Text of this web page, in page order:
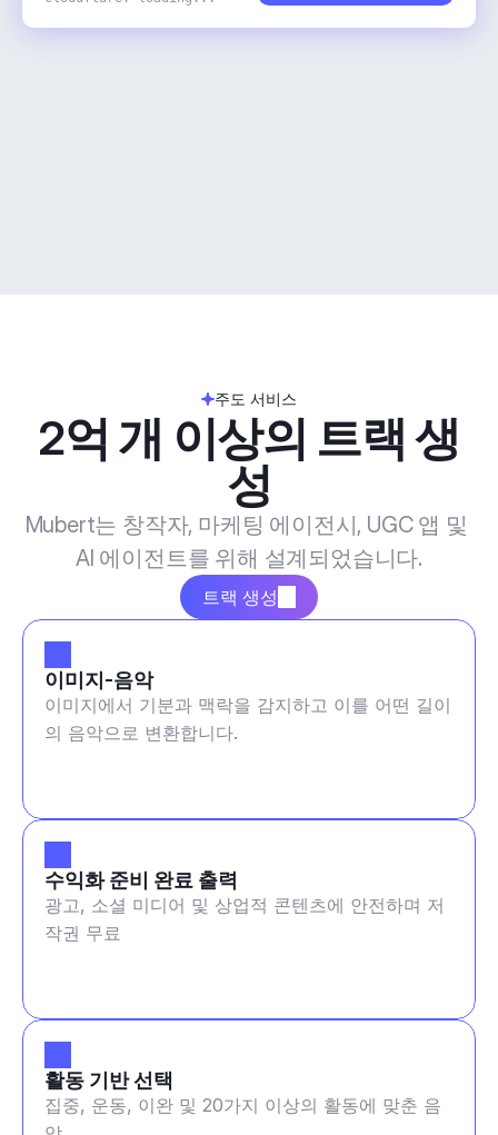
주도 서비스
2억 개 이상의 트랙 생
성
Mubert는 창작자, 마케팅 에이전시, UGC 앱 및
AI 에이전트를 위해 설계되었습니다.
트랙 생성
이미지-음악
이미지에서 기분과 맥락을 감지하고 이를 어떤 길이
의 음악으로 변환합니다.
수익화 준비 완료 출력
광고, 소셜 미디어 및 상업적 콘텐츠에 안전하며 저
작권 무료
활동 기반 선택
집중, 운동, 이완 및 20가지 이상의 활동에 맞춘 음